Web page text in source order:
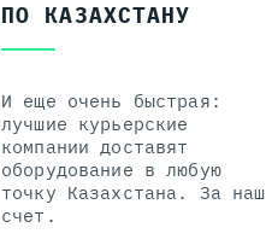
ПО КАЗАХСТАНУ
И еще очень быстрая:
лучшие курьерские
компании доставят
оборудование в любую
точку Казахстана. За наш
счет.